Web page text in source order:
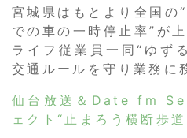
宮城県はもとより全国の
での車の一時停止率”が
ライフ従業員一同“ゆず
交通ルールを守り業務に
仙台放送＆Date fm
ェクト“止まろう横断歩